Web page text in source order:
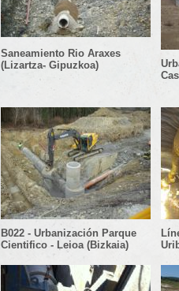
Saneamiento Rio Araxes
(Lizartza- Gipuzkoa)
B022 - Urbanización Parque
Cientifico - Leioa (Bizkaia)